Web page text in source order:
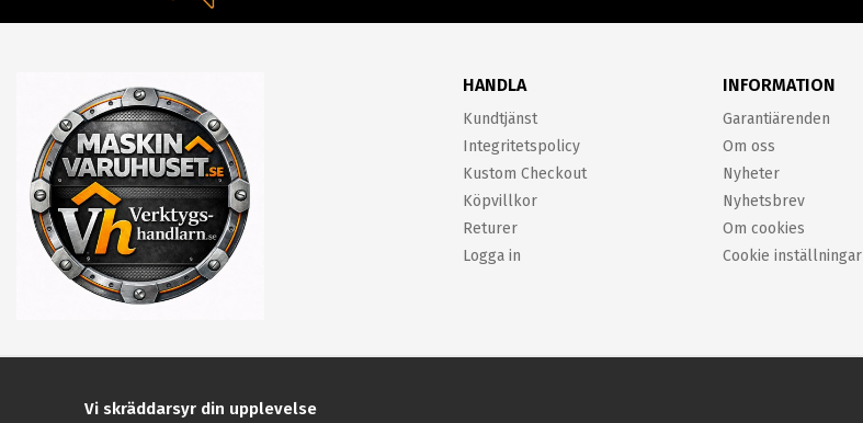
HANDLA
Kundtjänst
Integritetspolicy
Kustom Checkout
Köpvillkor
Returer
Logga in
INFORMATION
Garantiärenden
Om oss
Nyheter
Nyhetsbrev
Om cookies
Cookie inställningar
Vi skräddarsyr din upplevelse